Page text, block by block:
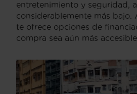
entretenimiento y seguridad,
considerablemente más bajo.
te ofrece opciones de
compra sea aún más accesible.